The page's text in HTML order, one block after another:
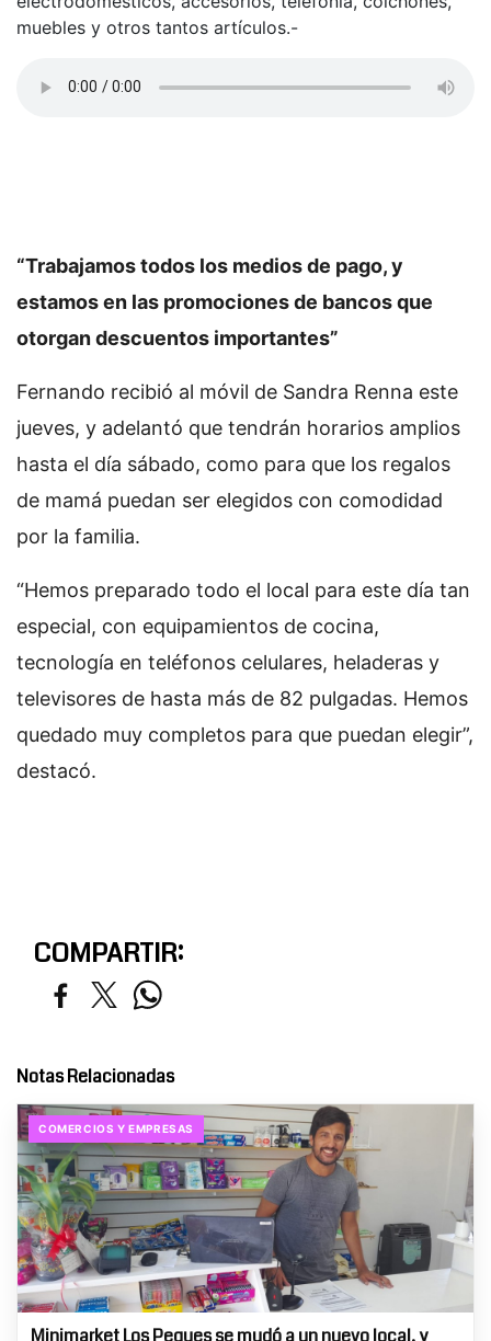
muebles y otros tantos artículos.-
“Trabajamos todos los medios de pago, y
estamos en las promociones de bancos que
otorgan descuentos importantes”
Fernando recibió al móvil de Sandra Renna este
jueves, y adelantó que tendrán horarios amplios
hasta el día sábado, como para que los regalos
de mamá puedan ser elegidos con comodidad
por la familia.
“Hemos preparado todo el local para este día tan
especial, con equipamientos de cocina,
tecnología en teléfonos celulares, heladeras y
televisores de hasta más de 82 pulgadas. Hemos
quedado muy completos para que puedan elegir”,
destacó.
COMPARTIR:
Notas Relacionadas
COMERCIOS Y EMPRESAS